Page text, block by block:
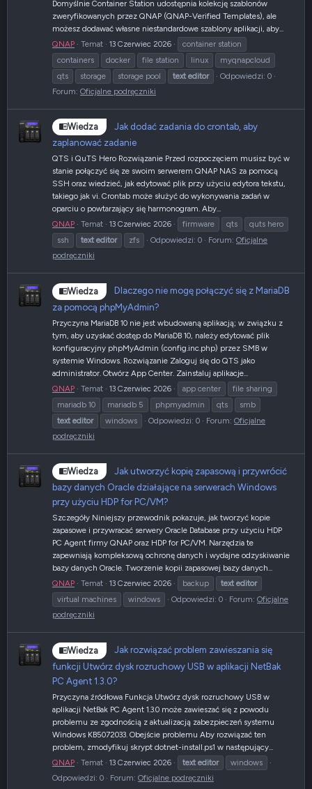
Domyślnie Container Station udostępnia kolekcję szablonów
zweryfikowanych przez QNAP (QNAP-Verified Templates), ale
możesz dodawać własne niestandardowe szablony aplikacji, aby...
QNAP
Temat 13 Czerwiec 2026
container station
containers
docker file station linux
myqnapcloud
qts
storage storage pool text editor
Odpowiedzi: 0
Forum: Oficjalne podręczniki
Wiedza
Jak dodać zadania do crontab, aby
zaplanować zadanie
QTS i QuTS Hero Rozwiązanie Przed rozpoczęciem musisz być w
stanie połączyć się ze swoim serwerem QNAP NAS za pomocą
SSH oraz wiedzieć, jak edytować plik przy użyciu edytora tekstu,
takiego jak vi. Crontab może służyć do wykonywania zadań w
oparciu o powtarzający się harmonogram. Aby...
QNAP
Temat 13 Czerwiec 2026 firmware qts
quts hero
ssh
text editor zfs Odpowiedzi: 0 Forum: Oficjalne
podręczniki
Wiedza
Dlaczego nie mogę połączyć się z MariaDB
za pomocą phpMyAdmin?
Przyczyna MariaDB 10 nie jest wbudowaną aplikacją; w związku z
tym, aby uzyskać dostęp do MariaDB 10, należy edytować plik
konfiguracyjny phpMyAdmin (config.inc.php) przez SMB w
systemie Windows. Rozwiązanie Zaloguj się do QTS jako
administrator. Otwórz App Center. Zainstaluj aplikacje...
QNAP
Temat 13 Czerwiec 2026 app center
file sharing
mariadb 10
mariadb 5 phpmyadmin qts
smb
text editor windows Odpowiedzi: 0 Forum: Oficjalne
podręczniki
Wiedza
Jak utworzyć kopię zapasową i przywrócić
bazy danych Oracle działające na serwerach Windows
przy użyciu HDP for PC/VM?
Szczegóły Niniejszy przewodnik pokazuje, jak tworzyć kopie
zapasowe i przywracać serwery Oracle Database przy użyciu HDP
PC Agent firmy QNAP oraz HDP for PC/VM. Narzędzia te
zapewniają kompleksową ochronę danych i wydajne odzyskiwanie
bazy danych Oracle. Tworzenie kopii zapasowej bazy danych...
QNAP
Temat 13 Czerwiec 2026 backup text editor
virtual machines
windows Odpowiedzi: 0 Forum: Oficjalne
podręczniki
Wiedza
Jak rozwiązać problem zawieszania się
funkcji Utwórz dysk rozruchowy USB w aplikacji NetBak
PC Agent 1.3.0?
Przyczyna źródłowa Funkcja Utwórz dysk rozruchowy USB w
aplikacji NetBak PC Agent 1.3.0 może zawieszać się z powodu
problemu ze zgodnością z aktualizacją zabezpieczeń systemu
Windows KB5072033. Obejście problemu Aby rozwiązać ten
problem, zmodyfikuj skrypt dotnet-install.ps1 w następujący...
QNAP
Temat 13 Czerwiec 2026 text editor
windows
Odpowiedzi: 0
Forum: Oficjalne podręczniki